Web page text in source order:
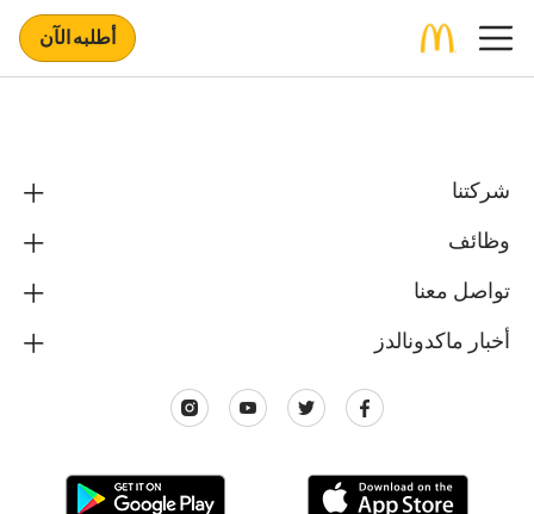
أطلبه الآن
شركتنا
وظائف
تواصل معنا
أخبار ماكدونالدز